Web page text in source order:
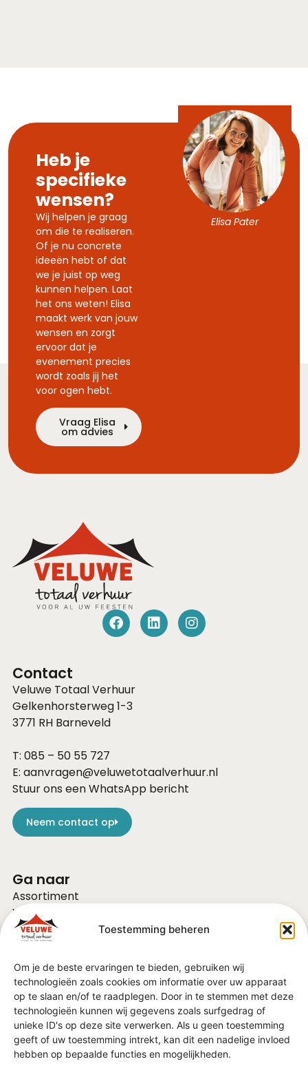
Toestemming beheren
Om je de beste ervaringen te bieden, gebruiken wij
technologieën zoals cookies om informatie over uw apparaat
op te slaan en/of te raadplegen. Door in te stemmen met deze
technologieën kunnen wij gegevens zoals surfgedrag of
unieke ID's op deze site verwerken. Als u geen toestemming
geeft of uw toestemming intrekt, kan dit een nadelige invloed
hebben op bepaalde functies en mogelijkheden.
Elisa Pater
Heb je
specifieke
wensen?
Wij helpen je graag
om die te realiseren.
Of je nu concrete
ideeën hebt of dat
we je juist op weg
kunnen helpen. Laat
het ons weten! Elisa
maakt werk van jouw
wensen en zorgt
ervoor dat je
evenement precies
wordt zoals jij het
voor ogen hebt.
Vraag Elisa
om advies
Contact
Veluwe Totaal Verhuur
Gelkenhorsterweg 1-3
3771 RH Barneveld
T: 085 – 50 55 727
E: aanvragen@veluwetotaalverhuur.nl
Stuur ons een WhatsApp bericht
Neem contact op
Ga naar
Assortiment
Voor bedrijven
Over ons
Vacatures
FAQ
Contact
Vraag of advies?
Algemene Voorwaarden
In de regio